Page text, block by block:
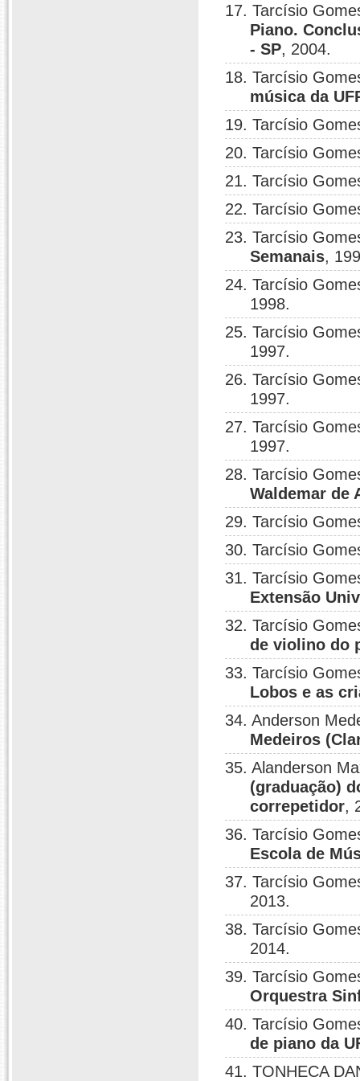
17. Tarcísio
Piano.
- SP, 2004.
18. Tarcísio
música da
19. Tarcísio
20. Tarcísio
21. Tarcísio
22. Tarcísio
23. Tarcísio
Semanais,
24. Tarcísio
1998.
25. Tarcísio
1997.
26. Tarcísio
1997.
27. Tarcísio
1997.
28. Tarcísio
Waldemar de
29. Tarcísio
30. Tarcísio
31. Tarcísio
Extensão
32. Tarcísio
de violino do
33. Tarcísio
Lobos e as
34. Anderson
Medeiros
35. Alanderson
(graduação)
correpetidor,
36. Tarcísio
Escola de
37. Tarcísio
2013.
38. Tarcísio
2014.
39. Tarcísio
Orquestra
40. Tarcísio
de piano da
41. TONHECA